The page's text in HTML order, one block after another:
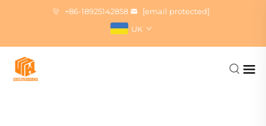
+86-18925142858
[email protected]
UK